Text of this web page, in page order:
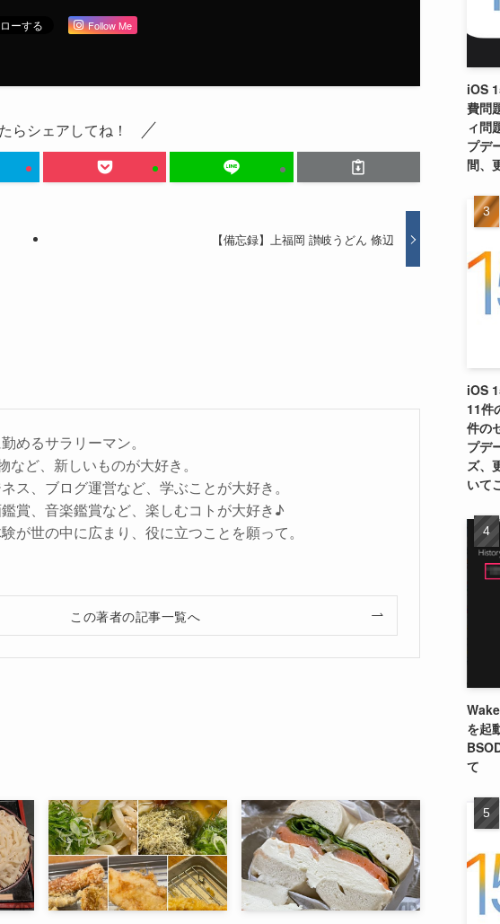
Follow Me
らシェアしてね！
【備忘録】上福岡 讃岐うどん 條辺
めるサラリーマン。
ど、新しいものが大好き。
ス、ブログ運営など、学ぶことが大好き。
賞、音楽鑑賞など、楽しむコトが大好き♪
が世の中に広まり、役に立つことを願って。
この著者の記事一覧へ
iOS
費問
ィ問
プデ
間、
iOS
11件
件の
プデ
ズ、
いて
を起
て